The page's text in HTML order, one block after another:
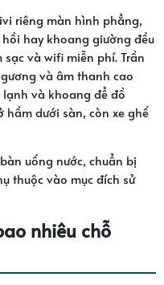
riêng màn hình phẳng,
hay khoang giường đều
và wifi miễn phí. Trần
và âm thanh cao
và khoang để đồ
dưới sàn, còn xe ghế
uống nước, chuẩn bị
thuộc vào mục đích sử
nhiêu chỗ